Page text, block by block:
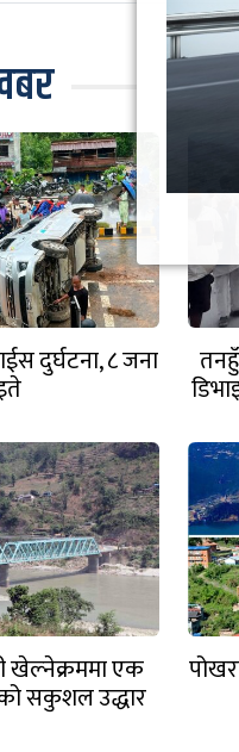
दुर्घटना, ८ जना
खेल्नेक्रममा एक
सकुशल उद्धार